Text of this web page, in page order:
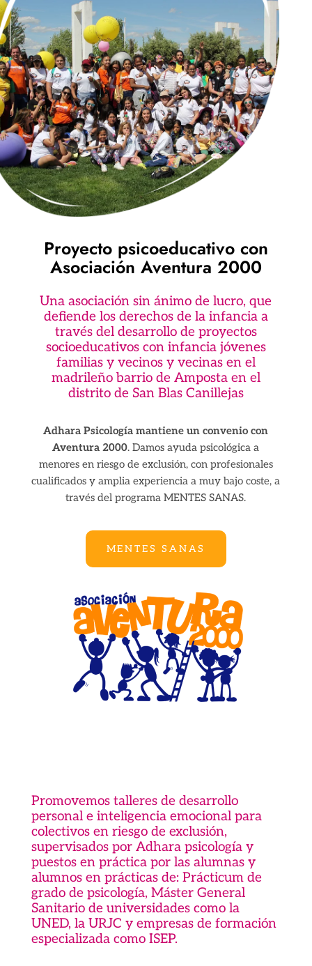
Proyecto psicoeducativo con
Asociación Aventura 2000
Una asociación sin ánimo de lucro, que
defiende los derechos de la infancia a
través del desarrollo de proyectos
socioeducativos con infancia jóvenes
familias y vecinos y vecinas en el
madrileño barrio de Amposta en el
distrito de San Blas Canillejas
Adhara Psicología mantiene un convenio con
Aventura 2000. Damos ayuda psicológica a
menores en riesgo de exclusión, con profesionales
cualificados y amplia experiencia a muy bajo coste, a
través del programa MENTES SANAS.
MENTES SANAS
Promovemos talleres de desarrollo
personal e inteligencia emocional para
colectivos en riesgo de exclusión,
supervisados por Adhara psicología y
puestos en práctica por las alumnas y
alumnos en prácticas de: Prácticum de
grado de psicología, Máster General
Sanitario de universidades como la
UNED, la URJC y empresas de formación
especializada como ISEP.